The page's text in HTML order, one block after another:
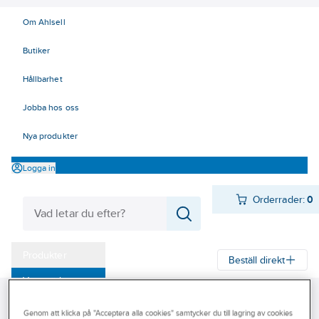
Om Ahlsell
Butiker
Hållbarhet
Jobba hos oss
Nya produkter
Logga in
Orderrader:0
Varumärken
Beställ direkt
Genom att klicka på "Acceptera alla cookies" samtycker du till lagring av cookies